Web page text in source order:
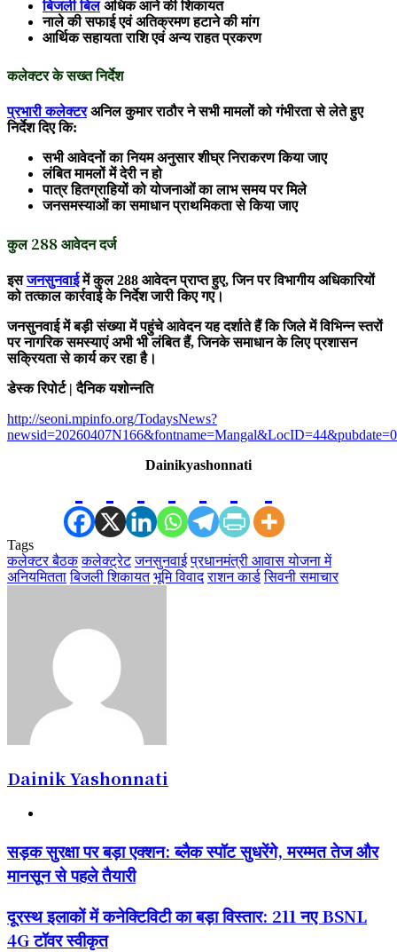
बिजली बिलअधिक आने की शिकायत
नाले की सफाई एवं अतिक्रमण हटाने की मांग
आर्थिक सहायता राशि एवं अन्य राहत प्रकरण
कलेक्टर के सख्त निर्देश
प्रभारी कलेक्टरअनिल कुमार राठौर ने सभी मामलों को गंभीरता से लेते हुए
निर्देश दिए कि:
सभी आवेदनों का नियम अनुसार शीघ्र निराकरण किया जाए
लंबित मामलों में देरी न हो
पात्र हितग्राहियों को योजनाओं का लाभ समय पर मिले
जनसमस्याओं का समाधान प्राथमिकता से किया जाए
कुल 288 आवेदन दर्ज
इसजनसुनवाईमें कुल 288 आवेदन प्राप्त हुए, जिन पर विभागीय अधिकारियों
को तत्काल कार्रवाई के निर्देश जारी किए गए।
जनसुनवाई में बड़ी संख्या में पहुंचे आवेदन यह दर्शाते हैं कि जिले में विभिन्न स्तरों
पर नागरिक समस्याएं अभी भी लंबित हैं, जिनके समाधान के लिए प्रशासन
सक्रियता से कार्य कर रहा है।
डेस्क रिपोर्ट | दैनिक यशोन्नति
http://seoni.mpinfo.org/TodaysNews?
Dainikyashonnati
Tags
कलेक्टर बैठक कलेक्ट्रेट जनसुनवाई प्रधानमंत्री आवास योजना में
अनियमितता बिजली शिकायत भूमि विवाद राशन कार्ड सिवनी समाचार
Dainik Yashonnati
सड़क
सुरक्षा
पर
एक्शन:
ब्लैक
स्पॉट
सड़क सुरक्षा पर बड़ा एक्शन: ब्लैक स्पॉट सुधरेंगे, मरम्मत तेज और
मानसून से पहले तैयारी
दूरस्थ
इलाकों
में
दूरस्थ इलाकों में कनेक्टिविटी का बड़ा विस्तार: 211 नए BSNL
4G टॉवर स्वीकृत